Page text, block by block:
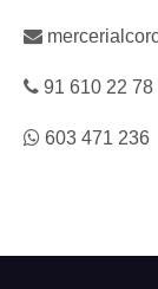
91 610 22 78
603 471 236